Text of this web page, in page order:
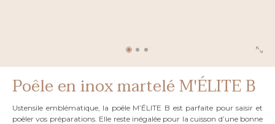
Poêle en inox martelé M'ÉLITE B
Ustensile emblématique, la poêle M’ÉLITE B est parfaite pour saisir et
poêler vos préparations. Elle reste inégalée pour la cuisson d’une bonne